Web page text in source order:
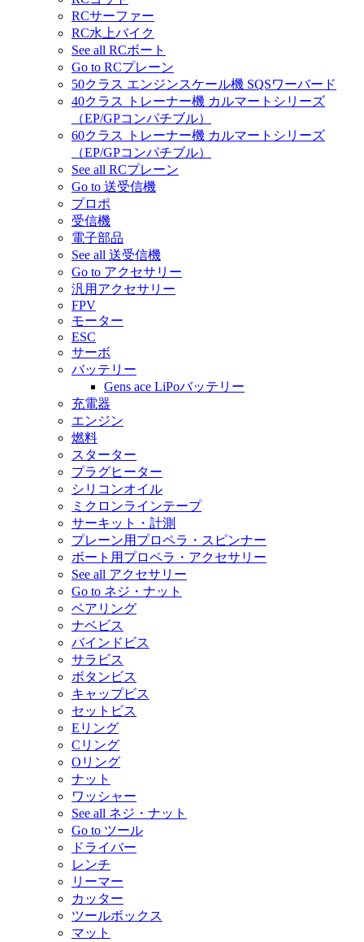
RCサーファー
RC水上バイク
See all RCボート
Go to RCプレーン
50クラス エンジンスケール機 SQSワーバード
40クラス トレーナー機 カルマートシリーズ
（EP/GPコンパチブル）
60クラス トレーナー機 カルマートシリーズ
（EP/GPコンパチブル）
See all RCプレーン
Go to 送受信機
プロポ
受信機
電子部品
See all 送受信機
Go to アクセサリー
汎用アクセサリー
FPV
モーター
ESC
サーボ
バッテリー
Gens ace LiPoバッテリー
充電器
エンジン
燃料
スターター
プラグヒーター
シリコンオイル
ミクロンラインテープ
サーキット・計測
プレーン用プロペラ・スピンナー
ボート用プロペラ・アクセサリー
See all アクセサリー
Go to ネジ・ナット
ベアリング
ナベビス
バインドビス
サラビス
ボタンビス
キャップビス
セットビス
Eリング
Cリング
Oリング
ナット
ワッシャー
See all ネジ・ナット
Go to ツール
ドライバー
レンチ
リーマー
カッター
ツールボックス
マット